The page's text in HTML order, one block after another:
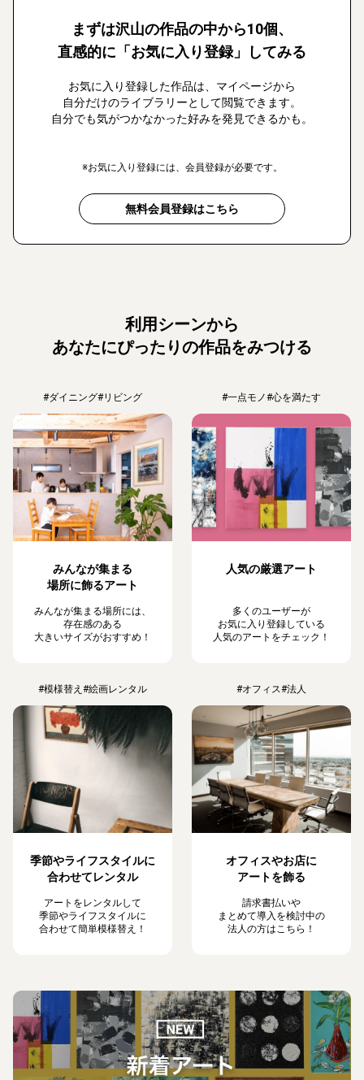
まずは沢山の作品の中から10個、
直感的に「お気に入り登録」してみる
お気に入り登録した作品は、マイページから
自分だけのライブラリーとして閲覧できます。
自分でも気がつかなかった好みを発見できるかも。
※お気に入り登録には、会員登録が必要です。
無料会員登録はこちら
利用シーンから
あなたにぴったりの作品をみつける
#ダイニング#リビング
みんなが集まる
場所に飾るアート
みんなが集まる場所には、
存在感のある
大きいサイズがおすすめ！
#一点モノ#心を満たす
人気の厳選アート
多くのユーザーが
お気に入り登録している
人気のアートをチェック！
#模様替え #絵画レンタル
季節やライフスタイルに
合わせてレンタル
アートをレンタルして
季節やライフスタイルに
合わせて簡単模様替え！
#オフィス#法人
オフィスやお店に
アートを飾る
請求書払いや
まとめて導入を検討中の
法人の方はこちら！